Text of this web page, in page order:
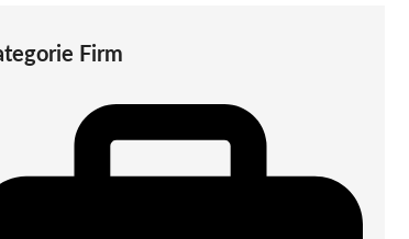
Firm